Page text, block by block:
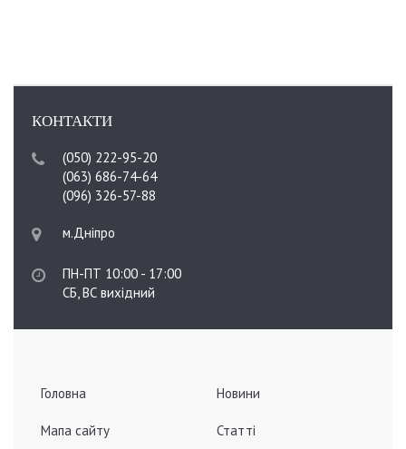
КОНТАКТИ
(050) 222-95-20
(063) 686-74-64
(096) 326-57-88
м.Дніпро
ПН-ПТ 10:00 - 17:00
СБ, ВС вихідний
Головна
Мапа сайту
Новини
Статті